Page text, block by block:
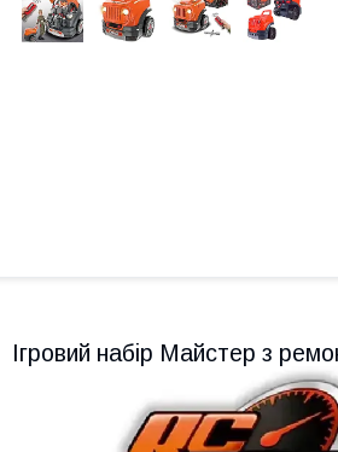
Ігровий набір Майстер з